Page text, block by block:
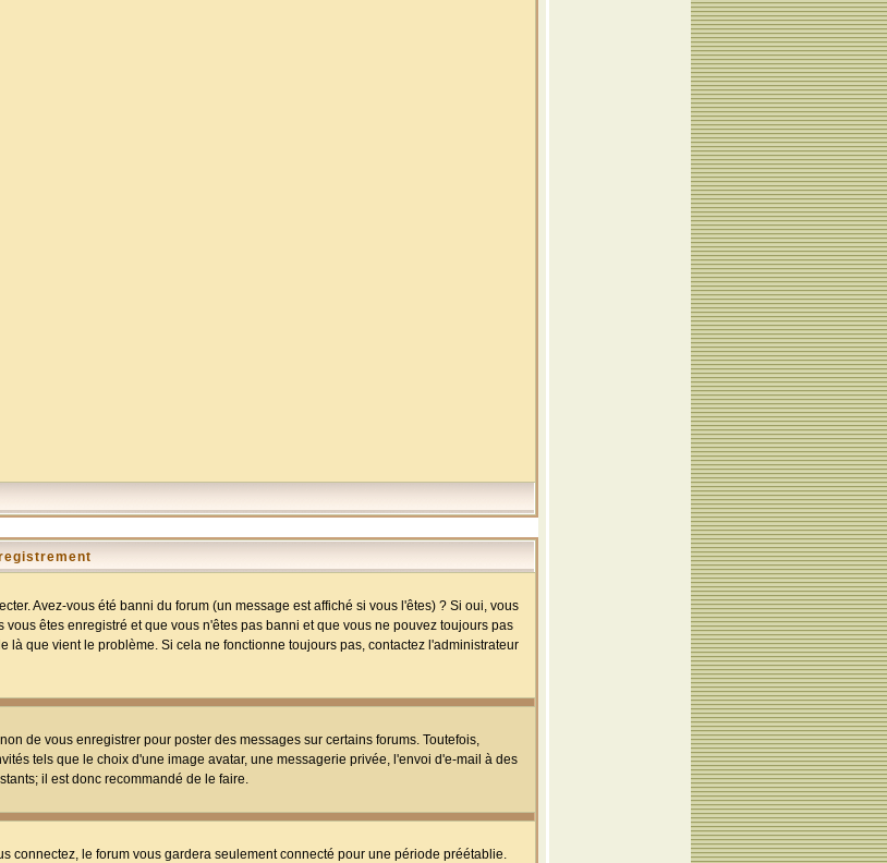
Avez-vous été banni du forum (un message est affiché si vous l'êtes) ? Si oui, vous
êtes enregistré et que vous n'êtes pas banni et que vous ne pouvez toujours pas
que vient le problème. Si cela ne fonctionne toujours pas, contactez l'administrateur
de vous enregistrer pour poster des messages sur certains forums. Toutefois,
tels que le choix d'une image avatar, une messagerie privée, l'envoi d'e-mail à des
il est donc recommandé de le faire.
connectez, le forum vous gardera seulement connecté pour une période préétablie.